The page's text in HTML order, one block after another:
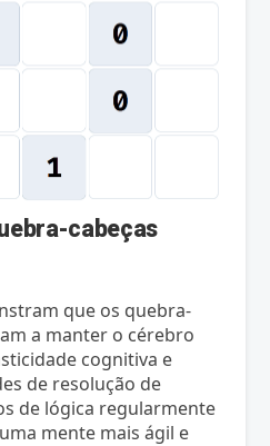
cabeças
que os quebra-
a manter o cérebro
cognitiva e
de resolução de
de lógica regularmente
mente mais ágil e